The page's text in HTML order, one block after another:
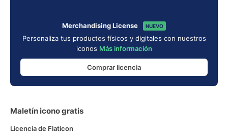
Merchandising License NUEVO
Personaliza tus productos físicos y digitales con nuestros
iconos Más información
Comprar licencia
Maletín icono gratis
Licencia de Flaticon